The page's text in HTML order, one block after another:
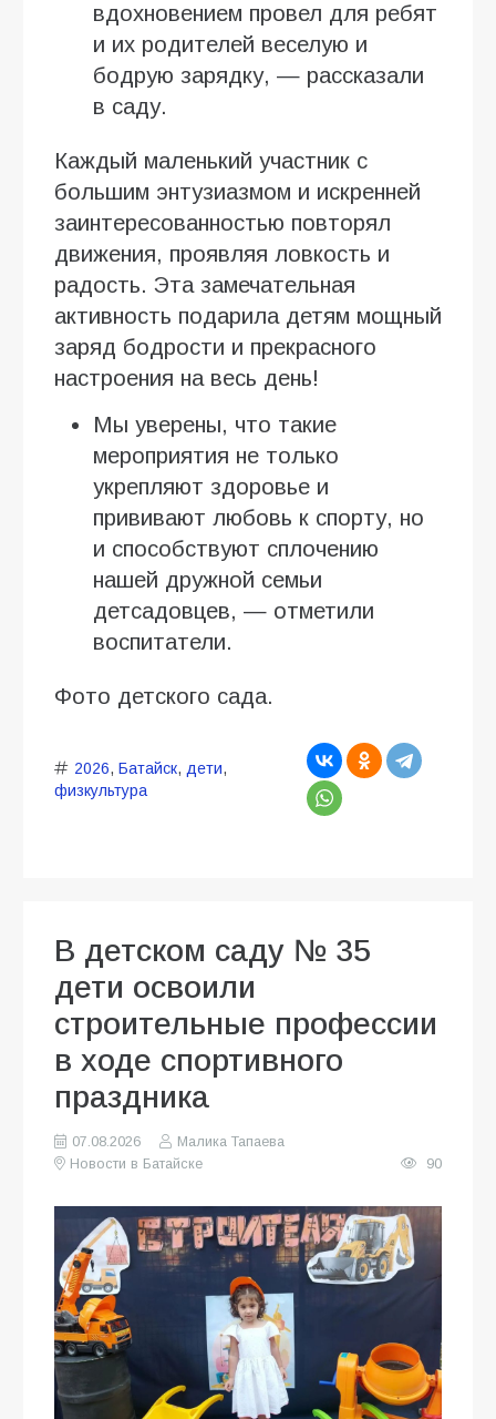
вдохновением провел для ребят
и их родителей веселую и
бодрую зарядку, — рассказали
в саду.
Каждый маленький участник с
большим энтузиазмом и искренней
заинтересованностью повторял
движения, проявляя ловкость и
радость. Эта замечательная
активность подарила детям мощный
заряд бодрости и прекрасного
настроения на весь день!
Мы уверены, что такие
мероприятия не только
укрепляют здоровье и
прививают любовь к спорту, но
и способствуют сплочению
нашей дружной семьи
детсадовцев, — отметили
воспитатели.
Фото детского сада.
2026, Батайск, дети,
физкультура
В детском саду № 35
дети освоили
строительные профессии
в ходе спортивного
праздника
07.08.2026
Малика Тапаева
Новости в Батайске
90